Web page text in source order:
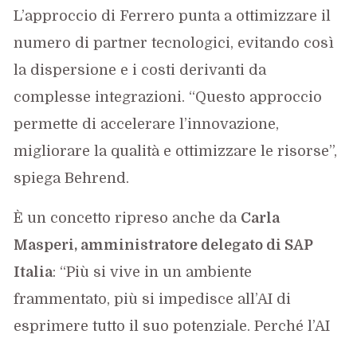
L’approccio di Ferrero punta a ottimizzare il
numero di partner tecnologici, evitando così
la dispersione e i costi derivanti da
complesse integrazioni. “Questo approccio
permette di accelerare l’innovazione,
migliorare la qualità e ottimizzare le risorse”,
spiega Behrend.
È un concetto ripreso anche da Carla
Masperi, amministratore delegato di SAP
Italia: “Più si vive in un ambiente
frammentato, più si impedisce all’AI di
esprimere tutto il suo potenziale. Perché l’AI